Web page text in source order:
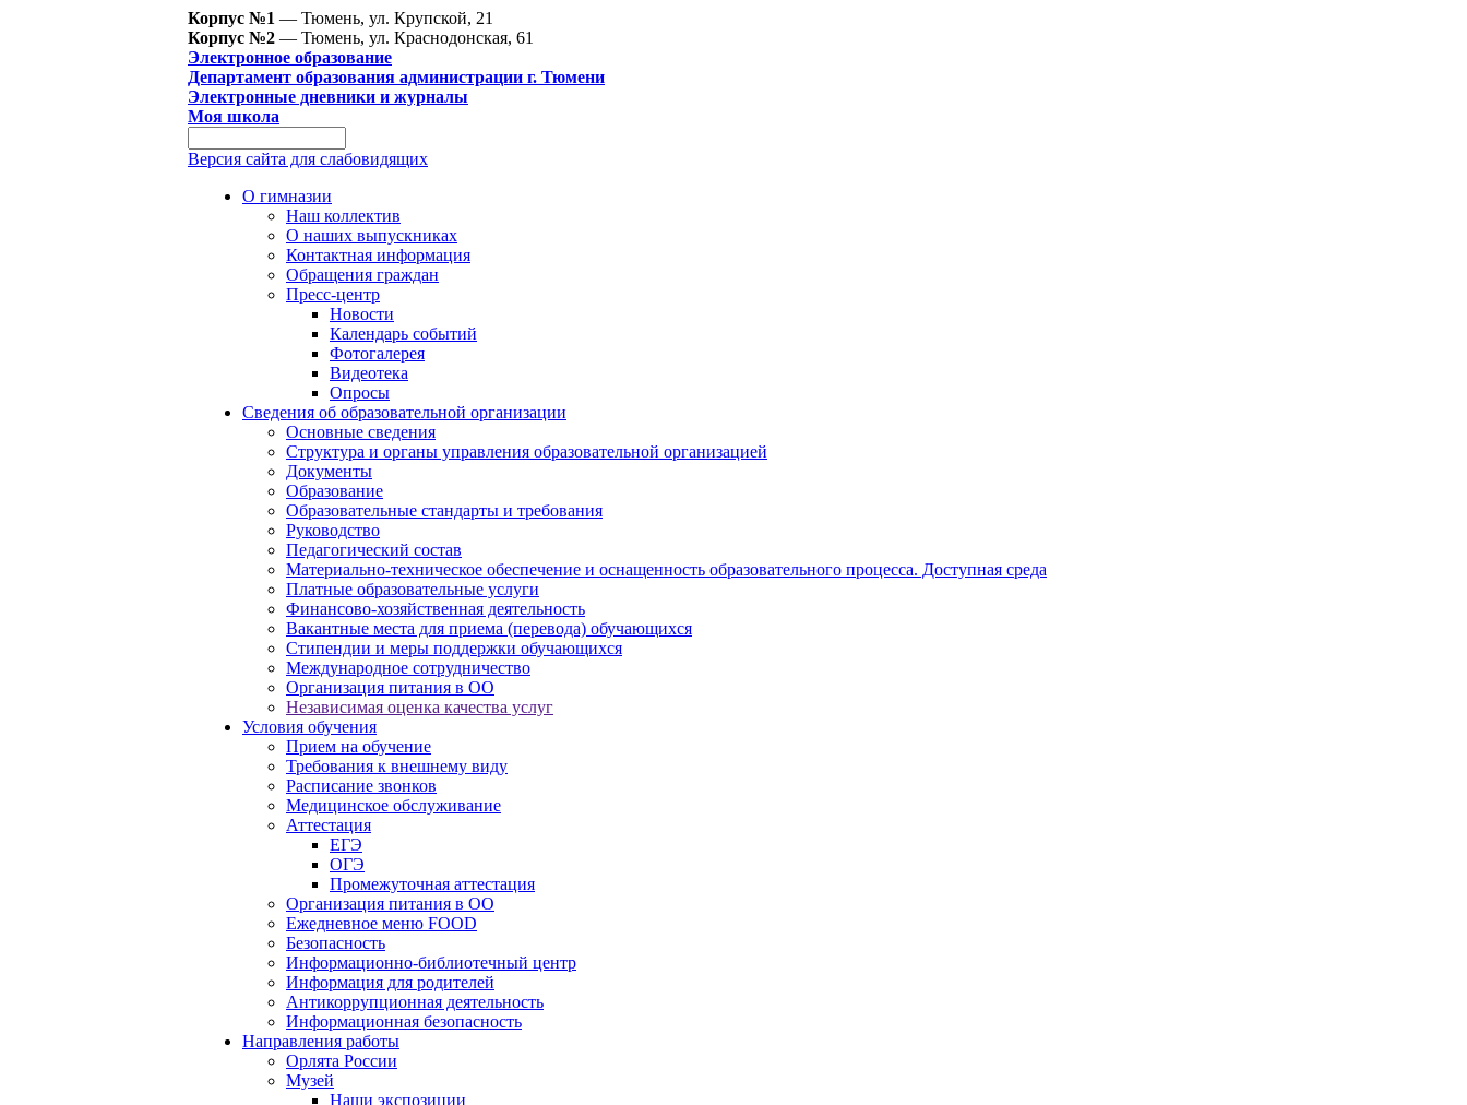
Корпус №1 — Тюмень, ул. Крупской, 21
Корпус №2 — Тюмень, ул. Краснодонская, 61
Электронное образование
Департамент образования администрации г. Тюмени
Электронные дневники и журналы
Моя школа
Версия сайта для слабовидящих
О гимназии
Наш коллектив
О наших выпускниках
Контактная информация
Обращения граждан
Пресс-центр
Новости
Календарь событий
Фотогалерея
Видеотека
Опросы
Сведения об образовательной организации
Основные сведения
Структура и органы управления образовательной организацией
Документы
Образование
Образовательные стандарты и требования
Руководство
Педагогический состав
Материально-техническое обеспечение и оснащенность образовательного процесса. Доступная среда
Платные образовательные услуги
Финансово-хозяйственная деятельность
Вакантные места для приема (перевода) обучающихся
Стипендии и меры поддержки обучающихся
Международное сотрудничество
Организация питания в ОО
Независимая оценка качества услуг
Условия обучения
Прием на обучение
Требования к внешнему виду
Расписание звонков
Медицинское обслуживание
Аттестация
ЕГЭ
ОГЭ
Промежуточная аттестация
Организация питания в ОО
Ежедневное меню FOOD
Безопасность
Информационно-библиотечный центр
Информация для родителей
Антикоррупционная деятельность
Информационная безопасность
Направления работы
Орлята России
Музей
Наши экспозиции